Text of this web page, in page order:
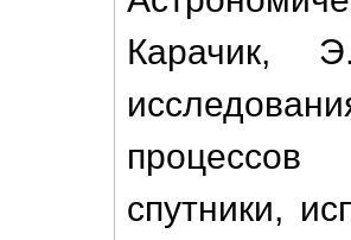
Карачик,
спутники,